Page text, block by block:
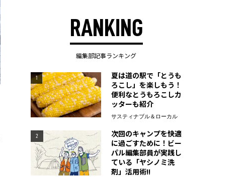
RANKING
編集部記事ランキング
1
夏は道の駅で「とうも
ろこし」を楽しもう！
便利なとうもろこしカ
ッターも紹介
サスティナブル＆ローカル
2
次回のキャンプを快適
に過ごすために！ビー
パル編集部員が実践し
ている「ヤシノミ洗
剤」活用術!!